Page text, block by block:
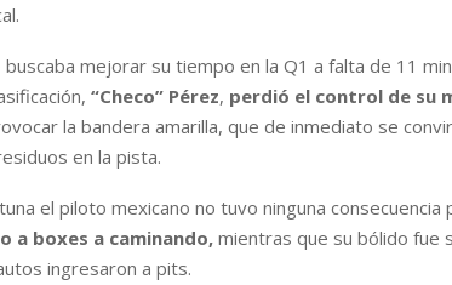
buscaba mejorar su tiempo en la Q1 a falta de 11
“Checo” Pérez, perdió el control de su
la bandera amarilla, que de inmediato se
en la pista.
el piloto mexicano no tuvo ninguna consecuencia
a boxes a caminando,mientras que su bólido fue
ingresaron a pits.